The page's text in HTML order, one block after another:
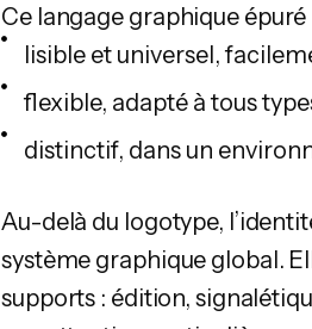
Ce langage graphique
lisible et universel,
flexible, adapté à tous
distinctif, dans un
Au-delà du logotype,
système graphique global.
supports : édition,